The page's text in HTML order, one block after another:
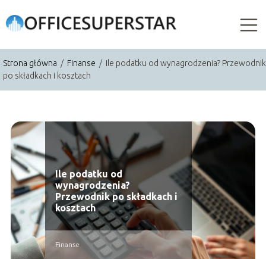
Strona główna / Finanse / Ile podatku od wynagrodzenia? Przewodnik
po składkach i kosztach
Ile podatku od
wynagrodzenia?
Przewodnik po składkach i
kosztach
Finanse